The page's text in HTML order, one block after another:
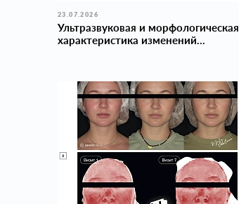
23.07.2026
Ультразвуковая и морфологическая
характеристика изменений...